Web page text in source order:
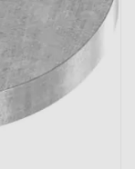
dat een
het